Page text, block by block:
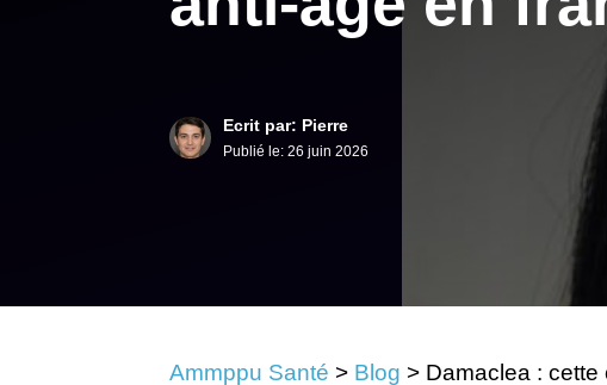
Ecrit par: Pierre
Publié le: 26 juin 2026
Ammppu Santé > Blog > Damaclea : cette